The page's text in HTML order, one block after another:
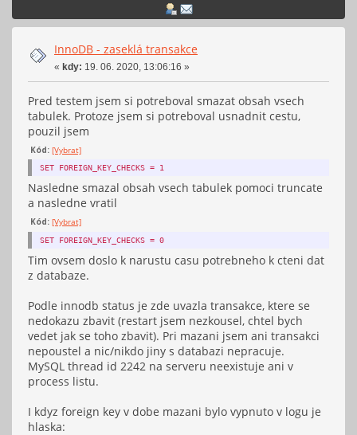
InnoDB - zaseklá transakce
« kdy: 19. 06. 2020, 13:06:16 »
Pred testem jsem si potreboval smazat obsah vsech
tabulek. Protoze jsem si potreboval usnadnit cestu,
pouzil jsem
Kód: [Vybrat]
SET FOREIGN_KEY_CHECKS = 1
Nasledne smazal obsah vsech tabulek pomoci truncate
a nasledne vratil
Kód: [Vybrat]
SET FOREIGN_KEY_CHECKS = 0
Tim ovsem doslo k narustu casu potrebneho k cteni dat
z databaze.
Podle innodb status je zde uvazla transakce, ktere se
nedokazu zbavit (restart jsem nezkousel, chtel bych
vedet jak se toho zbavit). Pri mazani jsem ani transakci
nepoustel a nic/nikdo jiny s databazi nepracuje.
MySQL thread id 2242 na serveru neexistuje ani v
process listu.
I kdyz foreign key v dobe mazani bylo vypnuto v logu je
hlaska: